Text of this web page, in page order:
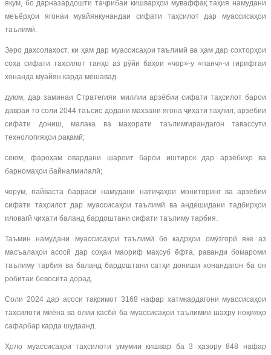
якум, бо дарназардошти таҷрибаи кишварҳои муваффақ таҳия намудани
меъёрҳои ягонаи муайянкунандаи сифати таҳсилот дар муассисаҳои
таълимӣ.
Зеро даҳсолаҳост, ки ҳам дар муассисаҳои таълимӣ ва ҳам дар сохторҳои
соҳа сифати таҳсилот танҳо аз рӯйи баҳои «чор»-у «панҷ»-и гирифтаи
хонанда муайян карда мешавад.
дуюм, дар заминаи Стратегияи миллии арзёбии сифати таҳсилот барои
давраи то соли 2044 таъсис додани махзани ягона ҷиҳати таҳлил, арзёбии
сифати дониш, малака ва маҳорати таълимгирандагон тавассути
технологияҳои рақамӣ;
сеюм, фароҳам овардани шароит барои иштирок дар арзёбиҳо ва
барномаҳои байналмилалӣ;
чорум, пайваста баррасӣ намудани натиҷаҳои мониторинг ва арзёбии
сифати таҳсилот дар муассисаҳои таълимӣ ва андешидани тадбирҳои
иловагӣ ҷиҳати баланд бардоштани сифати таълиму тарбия.
Таъмин намудани муассисаҳои таълимӣ бо кадрҳои омӯзгорӣ яке аз
масъалаҳои асосӣ дар соҳаи маориф маҳсуб ёфта, раванди бомароми
таълиму тарбия ва баланд бардоштани сатҳи дониши хонандагон ба он
робитаи бевосита дорад.
Соли 2024 дар асоси тақсимот 3168 нафар хатмкардагони муассисаҳои
таҳсилоти миёна ва олии касбӣ ба муассисаҳои таълимии шаҳру ноҳияҳо
сафарбар карда шудаанд.
Ҳоло муассисаҳои таҳсилоти умумии кишвар ба 3 ҳазору 848 нафар